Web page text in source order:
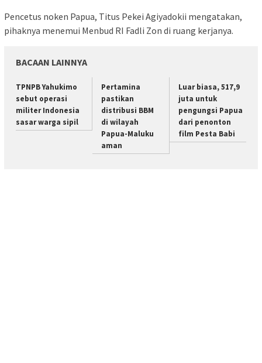
Pencetus noken Papua, Titus Pekei Agiyadokii mengatakan,
pihaknya menemui Menbud RI Fadli Zon di ruang kerjanya.
BACAAN LAINNYA
TPNPB Yahukimo
sebut operasi
militer Indonesia
sasar warga sipil
Pertamina
pastikan
distribusi BBM
di wilayah
Papua-Maluku
aman
Luar biasa, 517,9
juta untuk
pengungsi Papua
dari penonton
film Pesta Babi